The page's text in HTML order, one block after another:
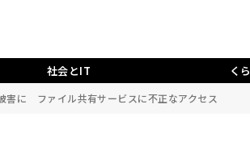
社会とIT く
害に ファイル共有サービスに不正なアクセス